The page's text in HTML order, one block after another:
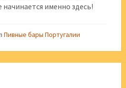
именно здесь!
Пивные бары Португалии